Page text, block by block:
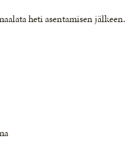
heti asentamisen jälkeen.